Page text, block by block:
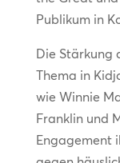
Publikum in
Die Stärkung
Thema in
wie Winnie
Franklin und
Engagement